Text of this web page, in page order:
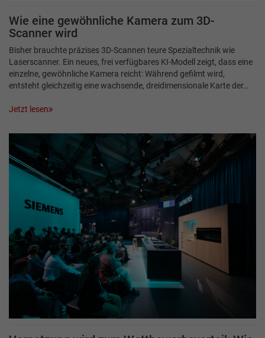
Wie eine gewöhnliche Kamera zum 3D-
Scanner wird
Bisher brauchte präzises 3D-Scannen teure Spezialtechnik wie
Laserscanner. Ein neues, frei verfügbares KI-Modell zeigt, dass eine
einzelne, gewöhnliche Kamera reicht: Während gefilmt wird,
entsteht gleichzeitig eine wachsende, dreidimensionale Karte der…
Jetzt lesen